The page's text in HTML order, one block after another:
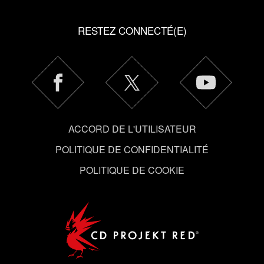
RESTEZ CONNECTÉ(E)
ACCORD DE L'UTILISATEUR
POLITIQUE DE CONFIDENTIALITÉ
POLITIQUE DE COOKIE